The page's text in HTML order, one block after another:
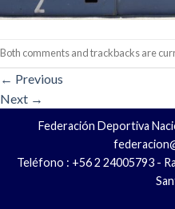
Both comments and trackbacks are
← Previous
Next →
Federación Deportiva
Teléfono : +56 2 24005793 -